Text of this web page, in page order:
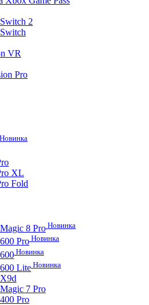
2
VR
Pro
Новинка
XL
Fold
8 Pro Новинка
Pro Новинка
Новинка
Lite Новинка
7 Pro
Pro